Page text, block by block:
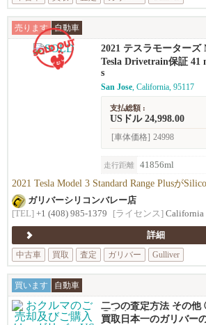
売ります 自動車
2021 テスラモーターズ
nge Plus
Tesla Drivetrain保証 41
s
San Jose, California, 95117
支払総額 :
USドル 24,998.00
[車体価格] 24998
走行距離 41856ml
2021 Tesla Model 3 Standard Range Plusが
ガリバーシリコンバレー店
[TEL] +1 (408) 985-1379 [ライセンス] California
詳細
中古車
買取 査定 ガリバー Gulliver
買います 自動車
二つの査定方法 その
②御来店査定
買取日本一のガリバー